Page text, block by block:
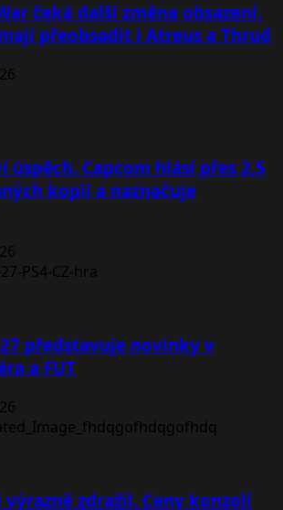
čeká další změna obsazení.
přeobsadit i Atreus a Thrud
úspěch. Capcom hlásí přes 2,5
kopií a naznačuje
27 představuje novinky v
a FUT
výrazně zdražil. Ceny konzolí